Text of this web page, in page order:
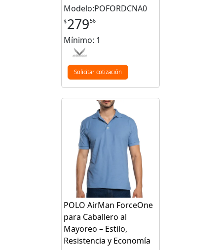
Modelo:POFORDCNA0
$279 56
Mínimo: 1
Solicitar cotización
POLO AirMan ForceOne
para Caballero al
Mayoreo – Estilo,
Resistencia y Economía